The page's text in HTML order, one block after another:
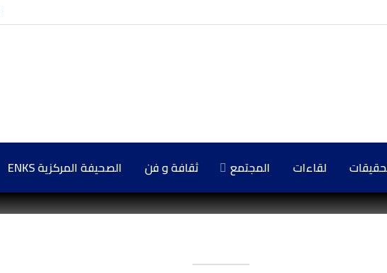
لقاءات المجتمع ثقافة و فن الصحيفة المركزية ENKS